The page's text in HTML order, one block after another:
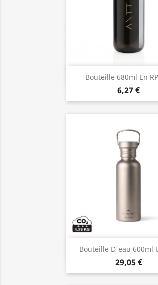
Bouteille 680ml En
6,27 €
Aperçu
Bouteille D'eau 600ml
29,05 €
Aperçu